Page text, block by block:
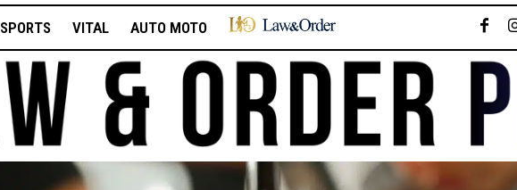
SPORTS VITAL AUTO MOTO